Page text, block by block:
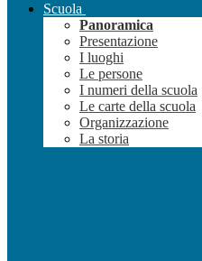
Scuola
Panoramica
Presentazione
I luoghi
Le persone
I numeri della scuola
Le carte della scuola
Organizzazione
La storia